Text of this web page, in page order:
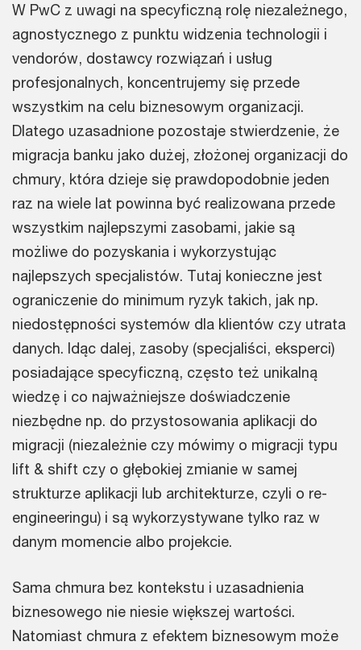
W PwC z uwagi na specyficzną rolę niezależnego,
agnostycznego z punktu widzenia technologii i
vendorów, dostawcy rozwiązań i usług
profesjonalnych, koncentrujemy się przede
wszystkim na celu biznesowym organizacji.
Dlatego uzasadnione pozostaje stwierdzenie, że
migracja banku jako dużej, złożonej organizacji do
chmury, która dzieje się prawdopodobnie jeden
raz na wiele lat powinna być realizowana przede
wszystkim najlepszymi zasobami, jakie są
możliwe do pozyskania i wykorzystując
najlepszych specjalistów. Tutaj konieczne jest
ograniczenie do minimum ryzyk takich, jak np.
niedostępności systemów dla klientów czy utrata
danych. Idąc dalej, zasoby (specjaliści, eksperci)
posiadające specyficzną, często też unikalną
wiedzę i co najważniejsze doświadczenie
niezbędne np. do przystosowania aplikacji do
migracji (niezależnie czy mówimy o migracji typu
lift & shift czy o głębokiej zmianie w samej
strukturze aplikacji lub architekturze, czyli o re-
engineeringu) i są wykorzystywane tylko raz w
danym momencie albo projekcie.
Sama chmura bez kontekstu i uzasadnienia
biznesowego nie niesie większej wartości.
Natomiast chmura z efektem biznesowym może